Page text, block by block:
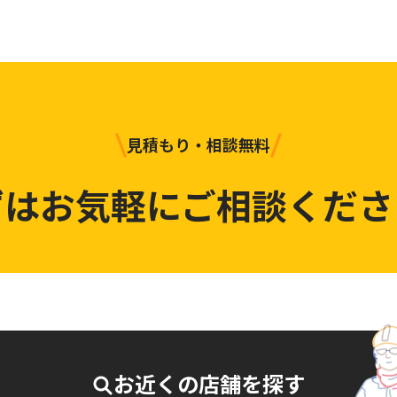
見積もり・相談無料
お気軽にご相談くだ
お近くの店舗を探す